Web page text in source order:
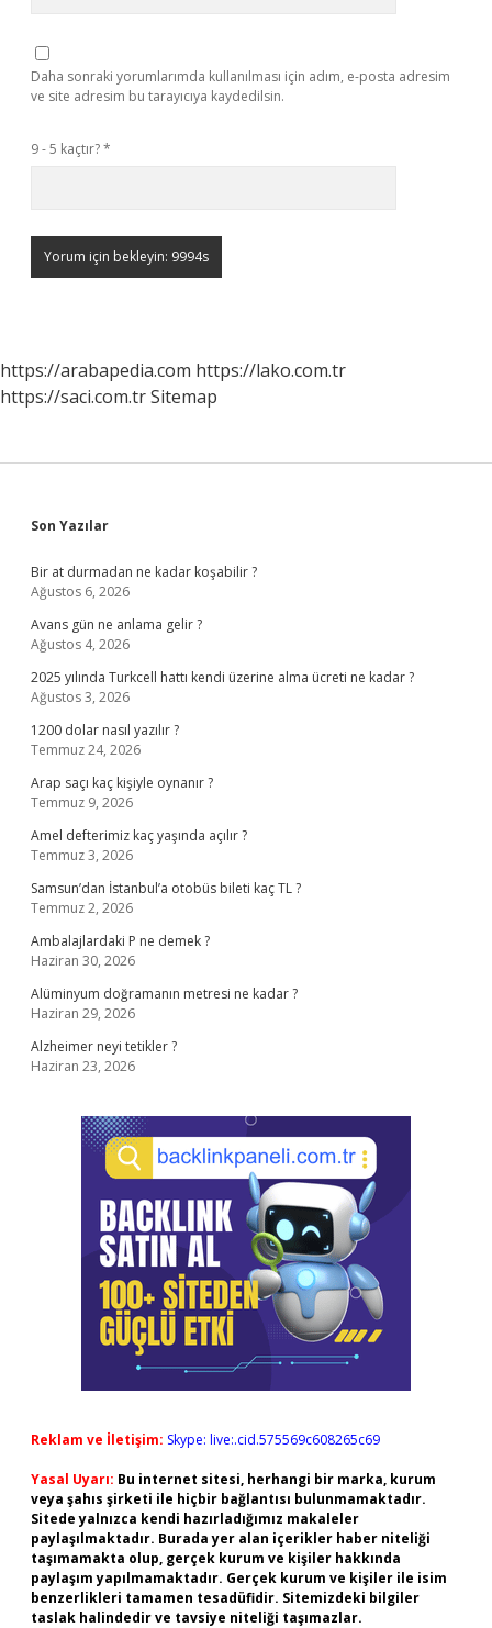
Daha sonraki yorumlarımda kullanılması için adım, e-posta adresim
ve site adresim bu tarayıcıya kaydedilsin.
9 - 5 kaçtır?*
https://arabapedia.com https://lako.com.tr
https://saci.com.trSitemap
Sidebar
Son Yazılar
Bir at durmadan ne kadar koşabilir ?
Ağustos 6, 2026
Avans gün ne anlama gelir ?
Ağustos 4, 2026
2025 yılında Turkcell hattı kendi üzerine alma ücreti ne kadar ?
Ağustos 3, 2026
1200 dolar nasıl yazılır ?
Temmuz 24, 2026
Arap saçı kaç kişiyle oynanır ?
Temmuz 9, 2026
Amel defterimiz kaç yaşında açılır ?
Temmuz 3, 2026
Samsun’dan İstanbul’a otobüs bileti kaç TL ?
Temmuz 2, 2026
Ambalajlardaki P ne demek ?
Haziran 30, 2026
Alüminyum doğramanın metresi ne kadar ?
Haziran 29, 2026
Alzheimer neyi tetikler ?
Haziran 23, 2026
Reklam ve İletişim: Skype: live:.cid.575569c608265c69
Yasal Uyarı: Bu internet sitesi, herhangi bir marka, kurum
veya şahıs şirketi ile hiçbir bağlantısı bulunmamaktadır.
Sitede yalnızca kendi hazırladığımız makaleler
paylaşılmaktadır. Burada yer alan içerikler haber niteliği
taşımamakta olup, gerçek kurum ve kişiler hakkında
paylaşım yapılmamaktadır. Gerçek kurum ve kişiler ile isim
benzerlikleri tamamen tesadüfidir. Sitemizdeki bilgiler
taslak halindedir ve tavsiye niteliği taşımazlar.